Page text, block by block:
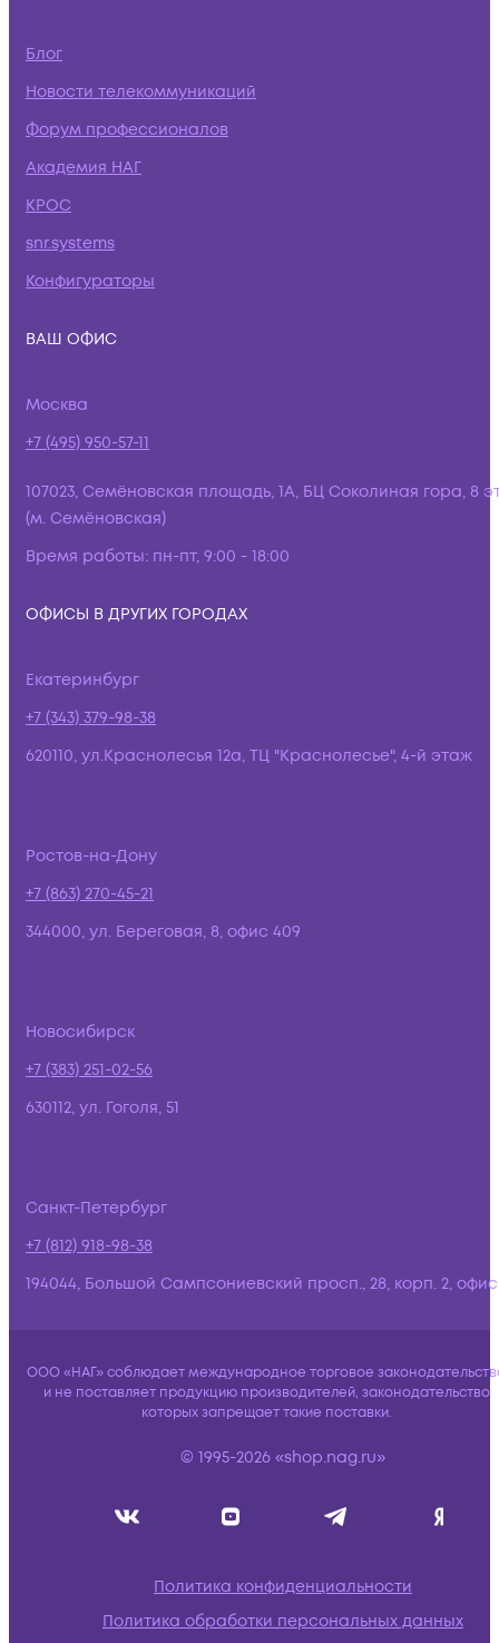
Блог
Новости телекоммуникаций
Форум профессионалов
Академия НАГ
КРОС
snr.systems
Конфигураторы
ВАШ ОФИС
Москва
+7 (495) 950-57-11
107023, Семёновская площадь, 1А, БЦ Соколиная гора, 8
(м. Семёновская)
Время работы: пн-пт, 9:00 - 18:00
ОФИСЫ В ДРУГИХ ГОРОДАХ
Екатеринбург
+7 (343) 379-98-38
620110, ул.Краснолесья 12а, ТЦ "Краснолесье", 4-й этаж
Ростов-на-Дону
+7 (863) 270-45-21
344000, ул. Береговая, 8, офис 409
Новосибирск
+7 (383) 251-02-56
630112, ул. Гоголя, 51
Санкт-Петербург
+7 (812) 918-98-38
194044, Большой Сампсониевский просп., 28, корп. 2,
ООО «НАГ» соблюдает международное торговое
и не поставляет продукцию производителей, законодательство
которых запрещает такие поставки.
© 1995-2026 «shop.nag.ru»
Политика конфиденциальности
Политика обработки персональных данных